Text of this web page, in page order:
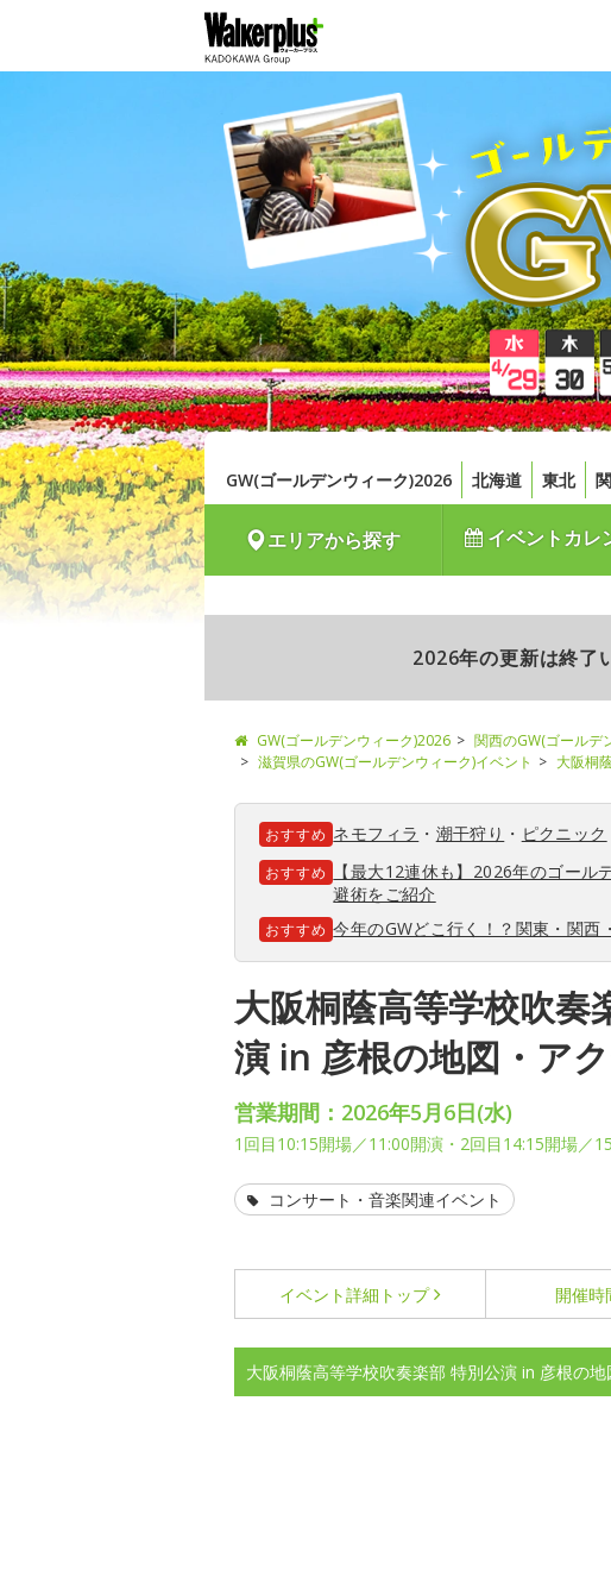
GW(ゴールデンウィーク)2026 北海道 東北
エリアから探す イベントカレ
2026年の更新は終了
GW(ゴールデンウィーク)2026 関西のGW(ゴールデ
滋賀県のGW(ゴールデンウィーク)イベント
大阪桐
おすすめ ネモフィラ ・ 潮干狩り ・ ピクニック
おすすめ
【最大12連休も】2026年のゴー
避術をご紹介
おすすめ 今年のGWどこ行く！？関東・関西
大阪桐蔭高等学校吹奏
演 in 彦根の地図・ア
営業期間：2026年5月6日(水)
1回目10:15開場／11:00開演・2回目14:15開場／
コンサート・音楽関連イベント
イベント詳細 トップ 開催時
大阪桐蔭高等学校吹奏楽部 特別公演 in 彦根の地